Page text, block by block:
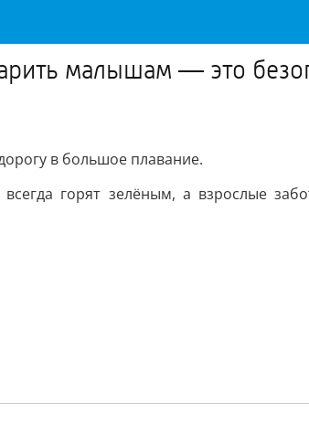
малышам — это
в большое плавание.
горят зелёным, а взрослые